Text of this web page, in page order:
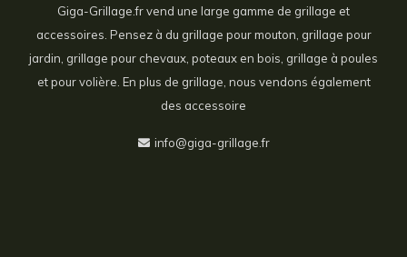
Giga-Grillage.fr vend une large gamme de grillage et
accessoires. Pensez à du grillage pour mouton, grillage pour
jardin, grillage pour chevaux, poteaux en bois, grillage à poules
et pour volière. En plus de grillage, nous vendons également
des accessoire
info@giga-grillage.fr